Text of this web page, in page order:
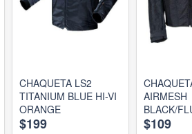
CHAQUETA LS2
TITANIUM BLUE HI-VI
ORANGE
$199
AIRMESH
BLACK/
$109